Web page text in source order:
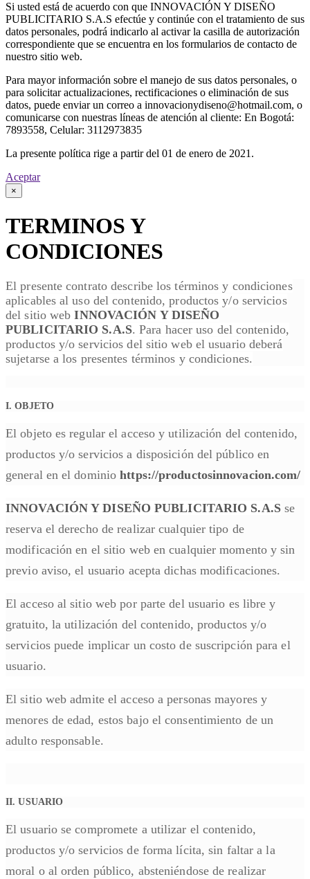
Si usted está de acuerdo con que INNOVACIÓN Y DISEÑO
PUBLICITARIO S.A.S efectúe y continúe con el tratamiento de sus
datos personales, podrá indicarlo al activar la casilla de autorización
correspondiente que se encuentra en los formularios de contacto de
nuestro sitio web.
Para mayor información sobre el manejo de sus datos personales, o
para solicitar actualizaciones, rectificaciones o eliminación de sus
datos, puede enviar un correo a innovacionydiseno@hotmail.com, o
comunicarse con nuestras líneas de atención al cliente: En Bogotá:
7893558, Celular: 3112973835
La presente política rige a partir del 01 de enero de 2021.
Aceptar
×
TERMINOS Y
CONDICIONES
El presente contrato describe los términos y condiciones
aplicables al uso del contenido, productos y/o servicios
del sitio webINNOVACIÓN Y DISEÑO
PUBLICITARIO S.A.S. Para hacer uso del contenido,
productos y/o servicios del sitio web el usuario deberá
sujetarse a los presentes términos y condiciones.
I. OBJETO
El objeto es regular el acceso y utilización del contenido,
productos y/o servicios a disposición del público en
general en el dominiohttps://productosinnovacion.com/
INNOVACIÓN Y DISEÑO PUBLICITARIO S.A.Sse
reserva el derecho de realizar cualquier tipo de
modificación en el sitio web en cualquier momento y sin
previo aviso, el usuario acepta dichas modificaciones.
El acceso al sitio web por parte del usuario es libre y
gratuito, la utilización del contenido, productos y/o
servicios puede implicar un costo de suscripción para el
usuario.
El sitio web admite el acceso a personas mayores y
menores de edad, estos bajo el consentimiento de un
adulto responsable.
II. USUARIO
El usuario se compromete a utilizar el contenido,
productos y/o servicios de forma lícita, sin faltar a la
moral o al orden público, absteniéndose de realizar